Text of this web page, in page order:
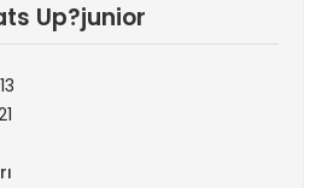
Up?junior